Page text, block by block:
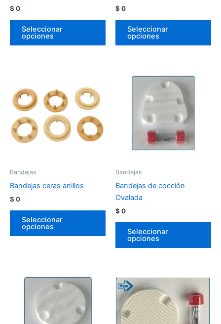
$ 0
Seleccionar
opciones
$ 0
Seleccionar
opciones
Bandejas
Bandejas ceras anillos
$ 0
Seleccionar
opciones
Bandejas
Bandejas de cocción
Ovalada
$ 0
Seleccionar
opciones